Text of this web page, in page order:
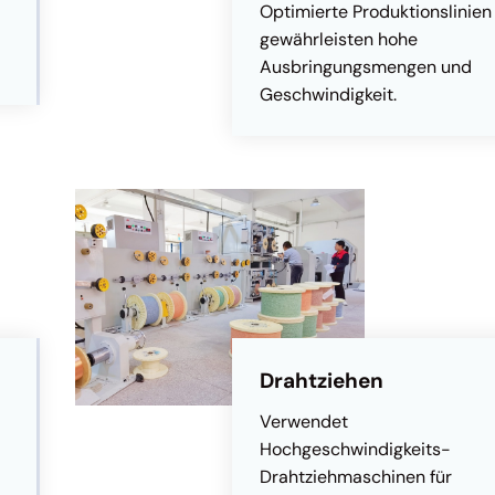
Optimierte Produktionslinien
gewährleisten hohe
Ausbringungsmengen und
Geschwindigkeit.
Drahtziehen
Verwendet
Hochgeschwindigkeits-
Drahtziehmaschinen für